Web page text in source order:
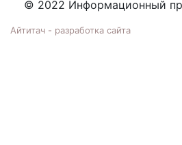
© 2022 Информационный
Айтитач - разработка сайта